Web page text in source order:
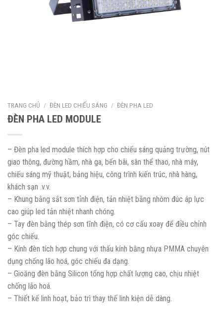
TRANG CHỦ / ĐÈN LED CHIẾU SÁNG / ĐÈN PHA LED
ĐÈN PHA LED MODULE
– Đèn pha led module thích hợp cho chiếu sáng quảng trường, nút
giao thông, đường hầm, nhà ga, bến bãi, sân thể thao, nhà máy,
chiếu sáng mỹ thuật, bảng hiệu, công trình kiến trúc, nhà hàng,
khách sạn .v.v.
– Khung bằng sắt sơn tỉnh điện, tản nhiệt bằng nhôm đúc áp lực
cao giúp led tản nhiệt nhanh chóng.
– Tay đèn bằng thép sơn tĩnh điện, có cơ cấu xoay để điều chỉnh
góc chiếu.
– Kính đèn tích hợp chung với thấu kính bằng nhựa PMMA chuyên
dụng chống lão hoá, góc chiếu đa dạng.
– Gioăng đèn bằng Silicon tổng hợp chất lượng cao, chịu nhiệt
chống lão hoá.
– Thiết kế linh hoạt, bảo trì thay thế linh kiện dễ dàng.